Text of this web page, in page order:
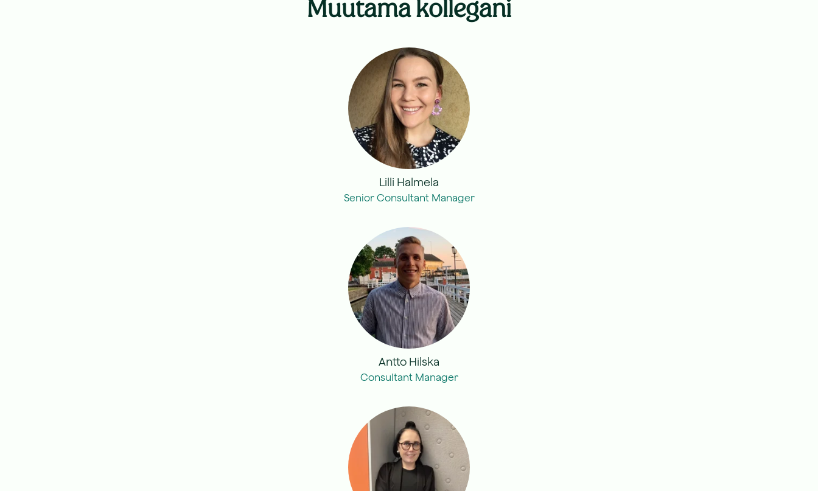
Muutama kollegani
Lilli Halmela
Senior Consultant Manager
Antto Hilska
Consultant Manager